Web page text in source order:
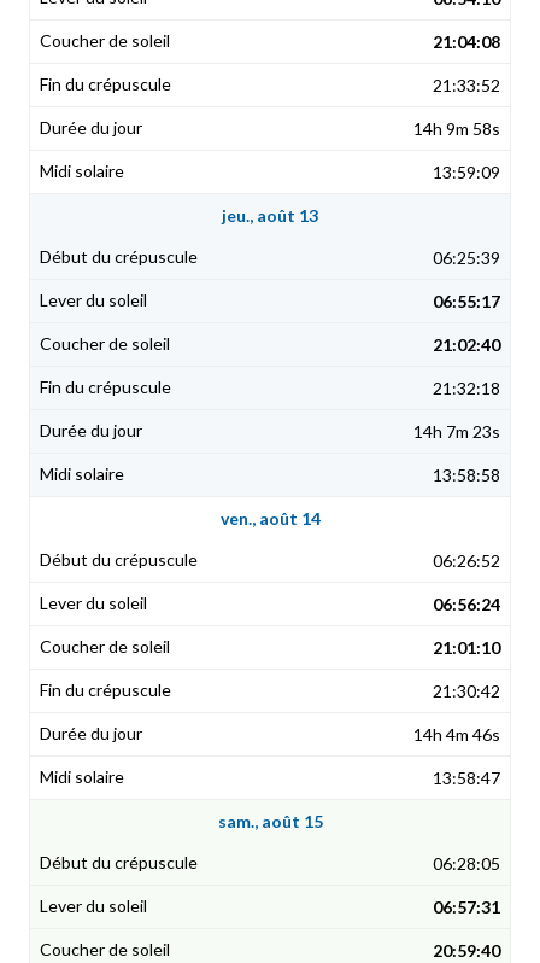
21:04:08
21:33:52
14h 9m 58s
13:59:09
jeu., août 13
06:25:39
06:55:17
21:02:40
21:32:18
14h 7m 23s
13:58:58
ven., août 14
06:26:52
06:56:24
21:01:10
21:30:42
14h 4m 46s
13:58:47
sam., août 15
06:28:05
06:57:31
20:59:40